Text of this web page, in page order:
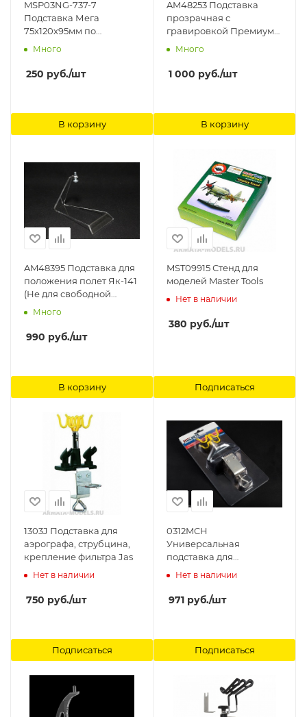
MSP03NG-737-7
Подставка Мега
75х120х95мм по
предзаказу c
Сервис
Много
250 руб./шт
В корзину
AM48253 Подставка
прозрачная с
гравировкой Премиум
(Не Для Свободной
Много
1 000 руб./шт
В корзину
AM48395 Подставка для
положения полет Як-141
(Не для свободной
продажи) Arma Models
Много
990 руб./шт
В корзину
MST09915 Стенд для
моделей Master Tools
Нет в наличии
380 руб./шт
Подписаться
1303J Подставка для
аэрографа, струбцина,
крепление фильтра Jas
Нет в наличии
750 руб./шт
Подписаться
0312MCH
Универсальная
подставка для
аэрографа MACHETE
Нет в наличии
971 руб./шт
Подписаться